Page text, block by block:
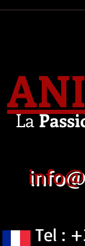
La
Tel :